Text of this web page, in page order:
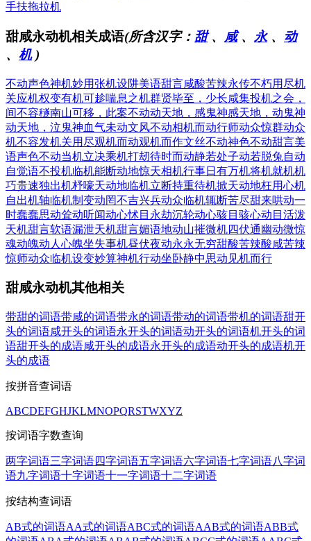
手扶拖拉机
甜咸永动机相关成语(所含汉字： 甜、 咸、 永、 动
、 机)
不动声色神机妙用张机设阱美语甜言咸酸苦辣永传不朽用尽机
关应机权变有机可趁喘息之机群贤毕至，少长咸集投机之会，
间不容穟南山可移，此案不动动天地，感鬼神感天地，动鬼神
动天地，泣鬼神血气未动文风不动相机而动行师动众惊群动众
机不容发机关用尽观机而动观机而作文丝不动神色不动甜言美
语声色不动当机立决乘机打刼待时而动静若处子动若脱兔自动
自觉语不投机临机能断动地惊天相机行事日有万机将机就机机
巧贵速独出机杼嚎天动地临机立断持重待机掀天动地枉用心机
自出机轴临机制变动罔不吉兴兵动众临机辄断苦尽甜来哄动一
时蠢蠢思动耸动听闻动心怵目 永劫沉轮动心骇目 骇心动目 活泼
天机甜言软语漏泄天机甜言媚语地动山摧微机四伏通幽动微惊
魂动魄动人心魄坐失事机昼伏夜动永永无穷甜酸苦辣酸咸苦辣
惊师动众临机设变妙算神机行动坐卧静中思动 见机而行
甜咸永动机其他相关
带甜的词语带咸的词语带永的词语带动的词语带机的词语甜开
头的词语咸开头的词语永开头的词语动开头的词语机开头的词
语甜开头的成语咸开头的成语永开头的成语动开头的成语机开
头的成语
按拼音查词语
ABCDEFGHJKLMNOPQRSTWXYZ
按词语字数查询
两字词语三字词语四字词语五字词语六字词语七字词语八字词
语九字词语十字词语十一字词语十二字词语
按结构查词语
AB式的词语AA式的词语ABC式的词语AAB式的词语ABB式